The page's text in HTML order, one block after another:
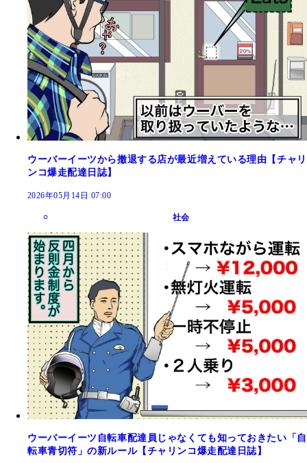
ウーバーイーツから撤退する店が最近増えている理由【チャリ
ンコ爆走配達日誌】
2026年05月14日 07:00
社会
ウーバーイーツ自転車配達員じゃなくても知っておきたい「自
転車青切符」の新ルール【チャリンコ爆走配達日誌】